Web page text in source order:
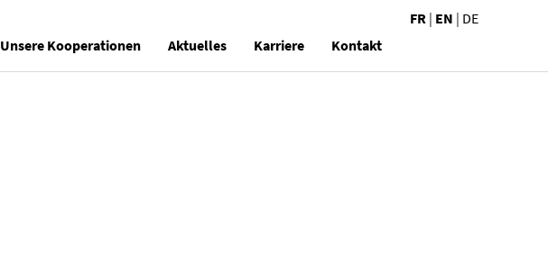
Unsere Kooperationen Aktuelles Karriere Kontakt
FR | EN | DE